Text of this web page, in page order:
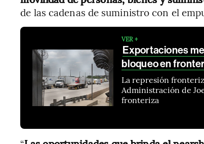
de las cadenas de suministro con el
VER +
Exportaciones
bloqueo en
La represión
Administración de
fronteriza